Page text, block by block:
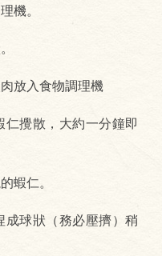
機。
放入食物調理機
攪散，大約一分鐘即
蝦仁。
球狀（務必壓擠）稍